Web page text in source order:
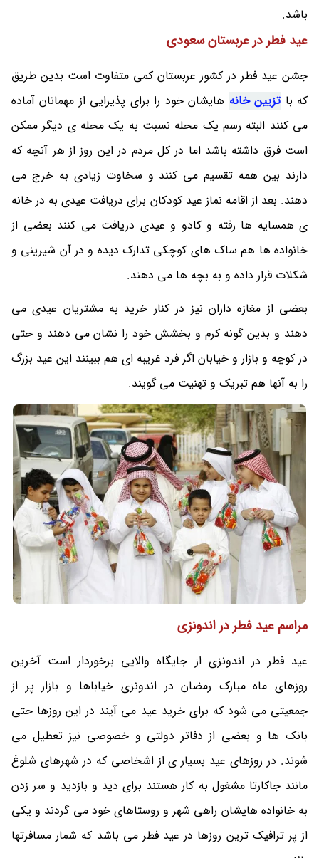
باشد.
عید فطر در عربستان سعودی
جشن عید فطر در کشور عربستان کمی متفاوت است بدین طریق
که باتزیین خانه هایشان خود را برای پذیرایی از مهمانان آماده
می کنند البته رسم یک محله نسبت به یک محله ی دیگر ممکن
است فرق داشته باشد اما در کل مردم در این روز از هر آنچه که
دارند بین همه تقسیم می کنند و سخاوت زیادی به خرج می
دهند. بعد از اقامه نماز عید کودکان برای دریافت عیدی به در خانه
ی همسایه ها رفته و کادو و عیدی دریافت می کنند بعضی از
خانواده ها هم ساک های کوچکی تدارک دیده و در آن شیرینی و
شکلات قرار داده و به بچه ها می دهند.
بعضی از مغازه داران نیز در کنار خرید به مشتریان عیدی می
دهند و بدین گونه کرم و بخشش خود را نشان می دهند و حتی
در کوچه و بازار و خیابان اگر فرد غریبه ای هم ببینند این عید بزرگ
را به آنها هم تبریک و تهنیت می گویند.
مراسم عید فطر در اندونزی
عید فطر در اندونزی از جایگاه والایی برخوردار است آخرین
روزهای ماه مبارک رمضان در اندونزی خیاباها و بازار پر از
جمعیتی می شود که برای خرید عید می آیند در این روزها حتی
بانک ها و بعضی از دفاتر دولتی و خصوصی نیز تعطیل می
شوند. در روزهای عید بسیار ی از اشخاصی که در شهرهای شلوغ
مانند جاکارتا مشغول به کار هستند برای دید و بازدید و سر زدن
به خانواده هایشان راهی شهر و روستاهای خود می گردند و یکی
از پر ترافیک ترین روزها در عید فطر می باشد که شمار مسافرتها